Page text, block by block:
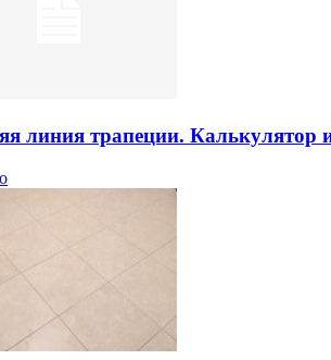
линия трапеции.